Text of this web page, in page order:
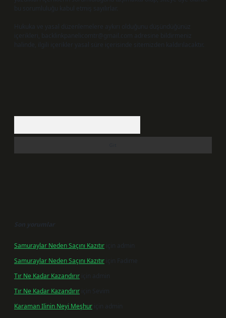
bu sorumluluğu kabul etmiş sayılırlar.
Hukuka ve yasal düzenlemelere aykırı olduğunu düşündüğünüz
içerikleri, backlinkpanelicomtr@gmail.com adresine bildirmeniz
halinde, ilgili içerikler yasal süre içerisinde sitemizden kaldırılacaktır.
Son yorumlar
Samuraylar Neden Saçını Kazıtır için
admin
Samuraylar Neden Saçını Kazıtır için
Fadime
Tır Ne Kadar Kazandırır için
admin
Tır Ne Kadar Kazandırır için Sevim
Karaman Ilinin Neyi Meşhur için admin